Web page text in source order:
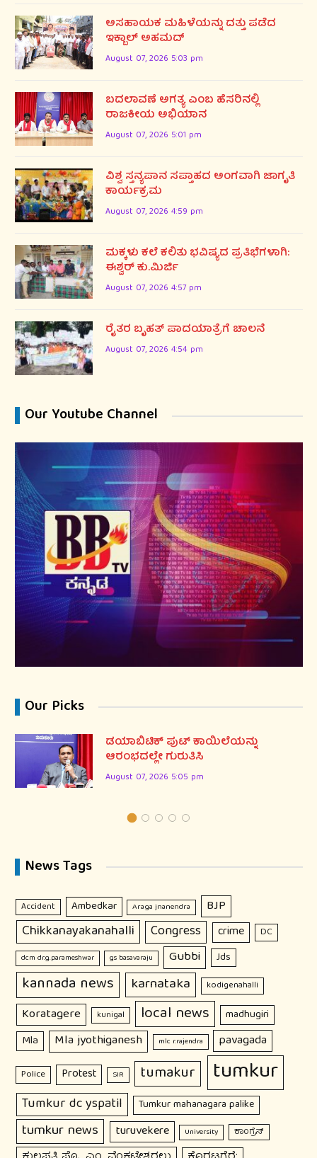
ಅಸಹಾಯಕ ಮಹಿಳೆಯನ್ನು ದತ್ತು ಪಡೆದ
ಇಕ್ಬಾಲ್ ಅಹಮದ್
August 07, 2026 5:03 pm
ಬದಲಾವಣೆ ಅಗತ್ಯ ಎಂಬ ಹೆಸರಿನಲ್ಲಿ
ರಾಜಕೀಯ ಅಭಿಯಾನ
August 07, 2026 5:01 pm
ವಿಶ್ವ ಸ್ತನ್ಯಪಾನ ಸಪ್ತಾಹದ ಅಂಗವಾಗಿ ಜಾಗೃತಿ
ಕಾರ್ಯಕ್ರಮ
August 07, 2026 4:59 pm
ಮಕ್ಕಳು ಕಲೆ ಕಲಿತು ಭವಿಷ್ಯದ ಪ್ರತಿಭೆಗಳಾಗಿ:
ಈಶ್ವರ್ ಕು.ಮಿರ್ಜಿ
August 07, 2026 4:57 pm
ರೈತರ ಬೃಹತ್ ಪಾದಯಾತ್ರೆಗೆ ಚಾಲನೆ
August 07, 2026 4:54 pm
Our Youtube Channel
Our Picks
ಡಯಾಬಿಟಿಕ್ ಪುಟ್ ಕಾಯಿಲೆಯನ್ನು
ಆರಂಭದಲ್ಲೇ ಗುರುತಿಸಿ
August 07, 2026 5:05 pm
News Tags
Accident Ambedkar Araga jnanendra BJP
Chikkanayakanahalli Congress crime DC
dcm dr.g.parameshwar gs basavaraju Gubbi Jds
kannada news karnataka kodigenahalli
Koratagere kunigal local news madhugiri
Mla Mla jyothiganesh mlc r.rajendra pavagada
Police Protest SIR tumakur tumkur
Tumkur dc yspatil Tumkur mahanagara palike
tumkur news turuvekere University ಕಾಂಗ್ರೆಸ್